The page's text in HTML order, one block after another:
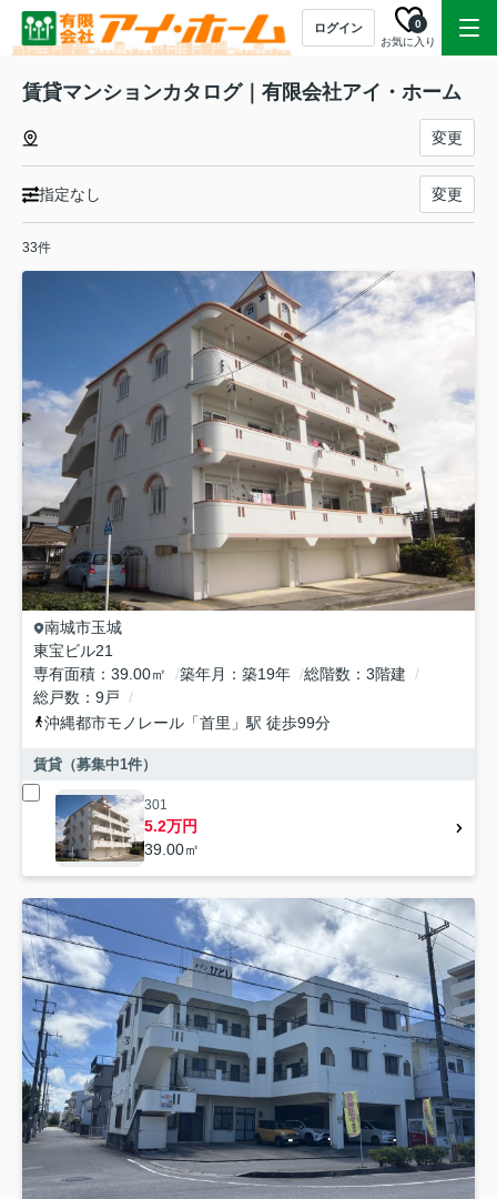
ログイン
お気に入り
0
賃貸マンションカタログ｜有限会社アイ・ホーム
変更
指定なし 変更
33件
南城市玉城
東宝ビル21
専有面積
39.00㎡ 築年月 築19年 総階数
3階建
総戸数
9戸
沖縄都市モノレール 「首里 」駅 徒歩99分
賃貸（募集中1件）
301
5.2万円
39.00㎡